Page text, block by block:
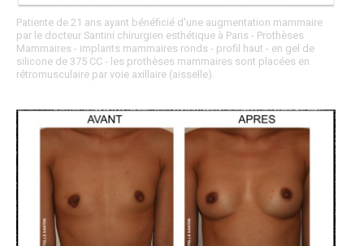
Patiente de 21 ans ayant bénéficié d'une augmentation mammaire
par le docteur Santini chirurgien esthétique à Paris - Prothèses
Mammaires - implants mammaires ronds - profil haut - en gel de
silicone de 375 CC - les prothèses mammaires sont placées en
rétromusculaire par voie axillaire (aisselle).